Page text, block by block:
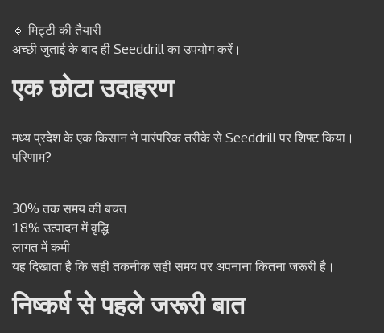
🔹 मिट्टी की तैयारी
अच्छी जुताई के बाद ही Seeddrill का उपयोग करें।
एक छोटा उदाहरण
मध्य प्रदेश के एक किसान ने पारंपरिक तरीके से Seeddrill पर शिफ्ट किया।
परिणाम?
30% तक समय की बचत
18% उत्पादन में वृद्धि
लागत में कमी
यह दिखाता है कि सही तकनीक सही समय पर अपनाना कितना जरूरी है।
निष्कर्ष से पहले जरूरी बात